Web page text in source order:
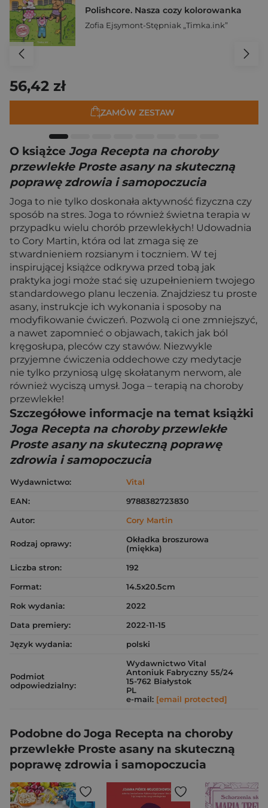
Polishcore. Nasza cozy kolorowanka
Zofia Ejsymont-Stępniak „Timka.ink”
56,42 zł
ZAMÓW ZESTAW
O książce Joga Recepta na choroby
przewlekłe Proste asany na skuteczną
poprawę zdrowia i samopoczucia
Joga to nie tylko doskonała aktywność fizyczna czy
sposób na stres. Joga to również świetna terapia w
przypadku wielu chorób przewlekłych! Udowadnia
to Cory Martin, która od lat zmaga się ze
stwardnieniem rozsianym i toczniem. W tej
inspirującej książce odkrywa przed tobą jak
praktyka jogi może stać się uzupełnieniem twojego
standardowego planu leczenia. Znajdziesz tu proste
asany, instrukcje ich wykonania i sposoby na
modyfikowanie ćwiczeń. Pozwolą ci one zmniejszyć,
a nawet zapomnieć o objawach, takich jak ból
kręgosłupa, pleców czy stawów. Niezwykle
przyjemne ćwiczenia oddechowe czy medytacje
nie tylko przyniosą ulgę skołatanym nerwom, ale
również wyciszą umysł. Joga – terapią na choroby
przewlekłe!
Szczegółowe informacje na temat książki
Joga Recepta na choroby przewlekłe
Proste asany na skuteczną poprawę
zdrowia i samopoczucia
Wydawnictwo:
Vital
EAN:
9788382723830
Autor:
Cory Martin
Rodzaj oprawy:
Okładka broszurowa
(miękka)
Liczba stron:
192
Format:
14.5x20.5cm
Rok wydania:
2022
Data premiery:
2022-11-15
Język wydania:
polski
Podmiot
odpowiedzialny:
Wydawnictwo Vital
Antoniuk Fabryczny 55/24
15-762 Białystok
PL
e-mail: [email protected]
Podobne do Joga Recepta na choroby
przewlekłe Proste asany na skuteczną
poprawę zdrowia i samopoczucia